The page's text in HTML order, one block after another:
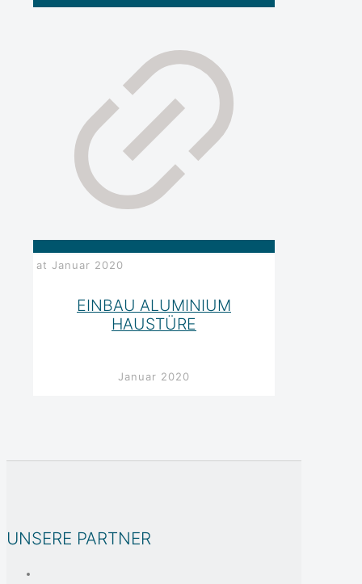
at Januar 2020
EINBAU ALUMINIUM
HAUSTÜRE
Januar 2020
UNSERE PARTNER